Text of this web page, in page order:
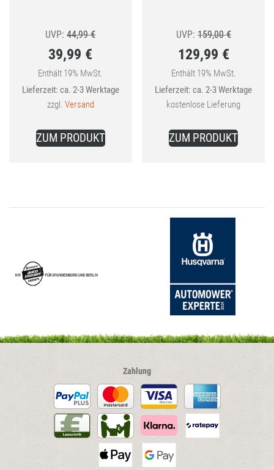
UVP: 44,99€Ursprünglicher
war:
44,99 €
39,99 €
Aktueller
Preis
39,99 €.
Enthält 19% MwSt.
Lieferzeit: ca. 2-3 Werktage
zzgl. Versand
ZUM PRODUKT
UVP: 159,00€
war:
159,00 €
129,99 €
Aktueller
Preis
129,99 €.
Enthält 19% MwSt.
Lieferzeit: ca. 2-3 Werktage
kostenlose Lieferung
ZUM PRODUKT
Zahlung